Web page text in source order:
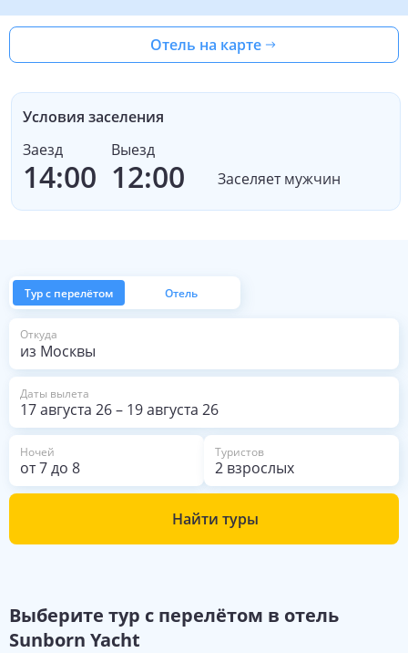
Отель на карте
Условия заселения
Заезд
14:00
Выезд
12:00 Заселяет мужчин
Тур с перелётом Отель
Откуда
из Москвы
Даты вылета
17 августа 26– 19 августа 26
Ночей
от7до 8
Туристов
2 взрослых
Найти туры
Выберите тур с перелётом в отель
Sunborn Yacht